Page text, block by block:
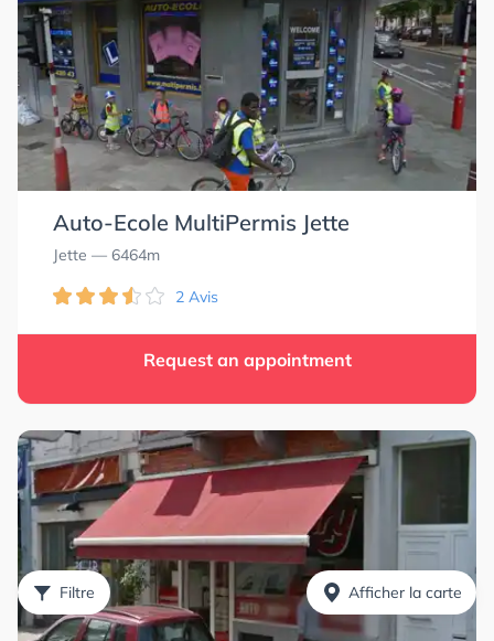
Auto-Ecole MultiPermis Jette
Jette — 6464m
2 Avis
Request an appointment
Afficher la carte
Filtre